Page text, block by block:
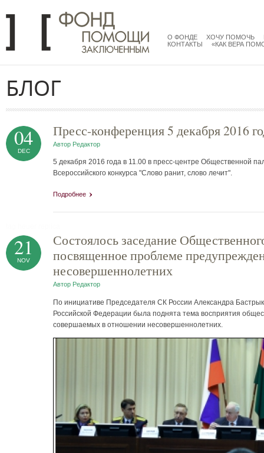
mainmenu
О ФОНДЕ ХОЧУ ПОМОЧЬ
КОНТАКТЫ
«КАК ВЕРА
БЛОГ
Пресс-конференция 5 декабря 2016
Автор Редактор
04
DEC
5 декабря 2016 года в 11.00 в пресс-центре Общественной
Всероссийского конкурса "Слово ранит, слово лечит".
Подробнее
Состоялось заседание
посвященное проблеме
несовершеннолетних
Автор Редактор
21
NOV
По инициативе Председателя СК России Александра
Российской Федерации была поднята тема восприятия
совершаемых в отношении несовершеннолетних.